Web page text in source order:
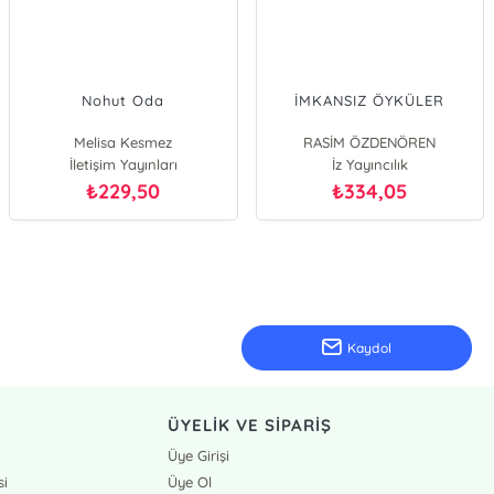
Nohut Oda
Melisa Kesmez
İletişim Yayınları
₺229,50
İMKANSIZ ÖYKÜLER
RASİM ÖZDENÖREN
İz Yayıncılık
₺334,05
Kaydol
ÜYELİK VE SİPARİŞ
Üye Girişi
Üye Ol